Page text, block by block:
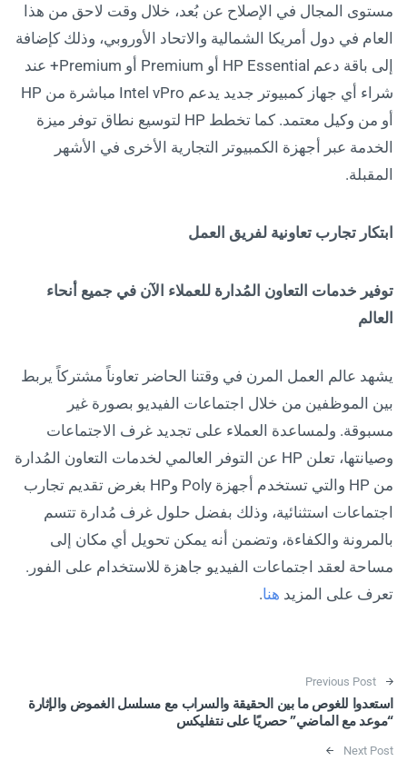
مستوى المجال في الإصلاح عن بُعد، خلال وقت لاحق من هذا
العام في دول أمريكا الشمالية والاتحاد الأوروبي، وذلك كإضافة
إلى باقة دعم HP Essential أو Premium أو Premium+ عند
شراء أي جهاز كمبيوتر جديد يدعم Intel vPro مباشرة من HP
أو من وكيل معتمد. كما تخطط HP لتوسيع نطاق توفر ميزة
الخدمة عبر أجهزة الكمبيوتر التجارية الأخرى في الأشهر
المقبلة.
ابتكار تجارب تعاونية لفريق العمل
توفير خدمات التعاون المُدارة للعملاء الآن في جميع أنحاء
العالم
يشهد عالم العمل المرن في وقتنا الحاضر تعاوناً مشتركاً يربط
بين الموظفين من خلال اجتماعات الفيديو بصورة غير
مسبوقة. ولمساعدة العملاء على تجديد غرف الاجتماعات
وصيانتها، تعلن HP عن التوفر العالمي لخدمات التعاون المُدارة
من HP والتي تستخدم أجهزة Poly وHP بغرض تقديم تجارب
اجتماعات استثنائية، وذلك بفضل حلول غرف مُدارة تتسم
بالمرونة والكفاءة، وتضمن أنه يمكن تحويل أي مكان إلى
مساحة لعقد اجتماعات الفيديو جاهزة للاستخدام على الفور.
تعرف على المزيد هنا.
Post navigation
Previous Post
استعدوا للغوص ما بين الحقيقة والسراب مع مسلسل الغموض والإثارة
“موعد مع الماضي” حصريًا على نتفليكس
Next Post